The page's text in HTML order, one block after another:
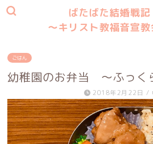
ばたばた結婚戦記
〜キリスト教福音宣教
ごはん
幼稚園のお弁当 〜ふっく
2018年2月22日 /